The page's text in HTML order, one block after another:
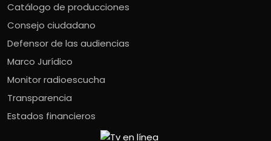
Catálogo de producciones
Consejo ciudadano
Defensor de las audiencias
Marco Jurídico
Monitor radioescucha
Transparencia
Estados financieros